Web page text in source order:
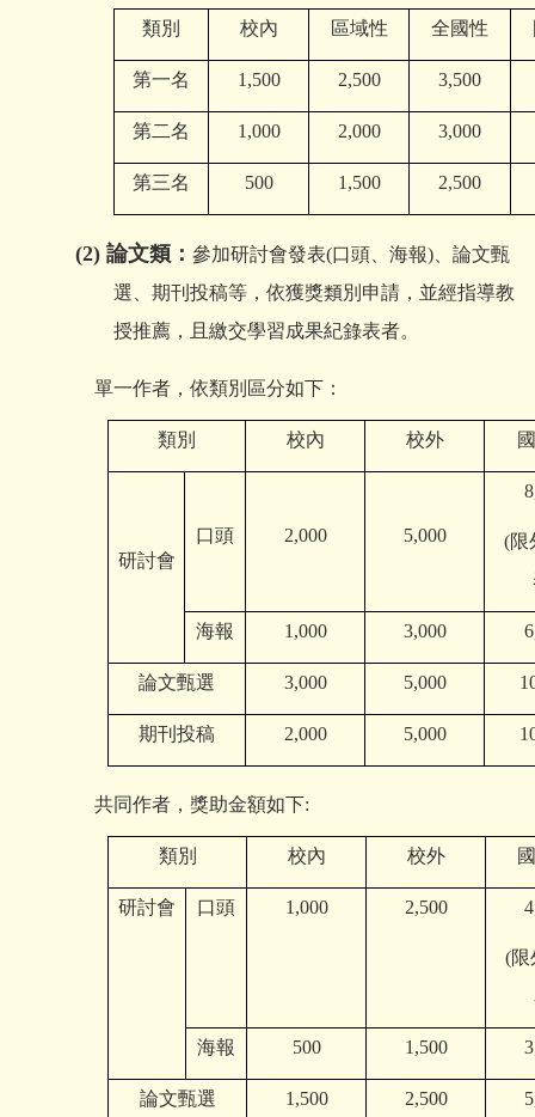
類別 校內 區域性 全國性
第一名 1,500 2,500 3,500
第二名 1,000 2,000 3,000
第三名 500 1,500 2,500
(2) 論文類： 參加研討會發表(口頭、海報)、論文甄
選、期刊投稿等，依獲獎類別申請，並經指導教
授推薦，且繳交學習成果紀錄表者。
單一作者，依類別區分如下：
類別 校內 校外
研討會
口頭 2,000 5,000
(限
海報 1,000 3,000
論文甄選 3,000 5,000
期刊投稿 2,000 5,000
共同作者，獎助金額如下:
類別 校內 校外
研討會 口頭 1,000 2,500
(限
海報 500 1,500
論文甄選 1,500 2,500